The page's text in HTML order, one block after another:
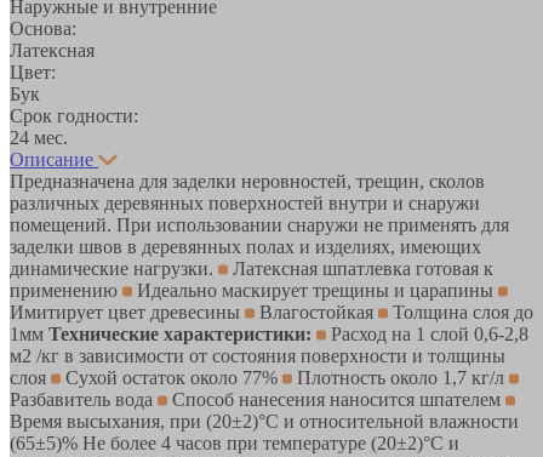
Наружные и внутренние
Основа:
Латексная
Цвет:
Бук
Срок годности:
24 мес.
Описание
Предназначена для заделки неровностей, трещин, сколов
различных деревянных поверхностей внутри и снаружи
помещений. При использовании снаружи не применять для
заделки швов в деревянных полах и изделиях, имеющих
динамические нагрузки.
Латексная шпатлевка готовая к
применению
Идеально маскирует трещины и царапины
Имитирует цвет древесины
Влагостойкая
Толщина слоя до
1мм Технические характеристики:
Расход на 1 слой 0,6-2,8
м2 /кг в зависимости от состояния поверхности и толщины
слоя
Сухой остаток около 77%
Плотность около 1,7 кг/л
Разбавитель вода
Способ нанесения наносится шпателем
Время высыхания, при (20±2)°C и относительной влажности
(65±5)% Не более 4 часов при температуре (20±2)°С и